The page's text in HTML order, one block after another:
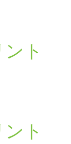
ト
ト